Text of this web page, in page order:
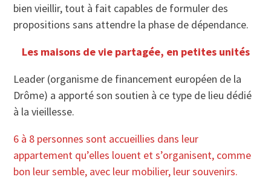
bien vieillir, tout à fait capables de formuler des
propositions sans attendre la phase de dépendance.
Les maisons de vie partagée, en petites unités
Leader (organisme de financement européen de la
Drôme) a apporté son soutien à ce type de lieu dédié
à la vieillesse.
6 à 8 personnes sont accueillies dans leur
appartement qu’elles louent et s’organisent, comme
bon leur semble, avec leur mobilier, leur souvenirs.